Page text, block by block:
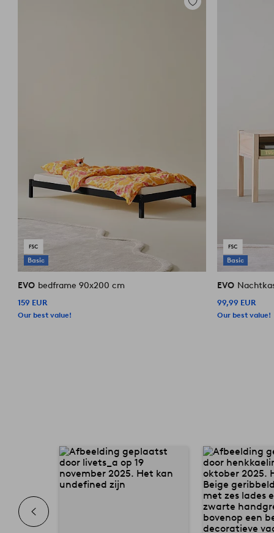
Basic
Toevoegen
EVO bedframe 90x200 cm
159 EUR
Our best value!
Basic
EVO
99,99 EUR
Our best value!